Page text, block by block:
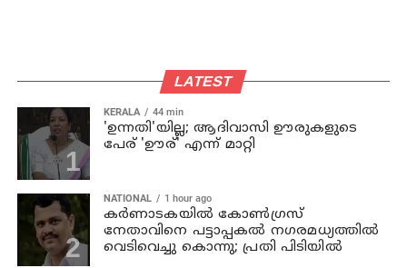
LATEST
KERALA 44 min
'ഉന്നതി'യില്ല; ആദിവാസി ഊരുകളുടെ
പേര് 'ഊര്' എന്ന് മാറ്റി
NATIONAL 1 hour ago
കര്‍ണാടകയില്‍ കോണ്‍ഗ്രസ്
നേതാവിനെ പട്ടാപ്പകല്‍ നഗരമധ്യത്തില്‍
വെടിവെച്ചു കൊന്നു; പ്രതി പിടിയില്‍